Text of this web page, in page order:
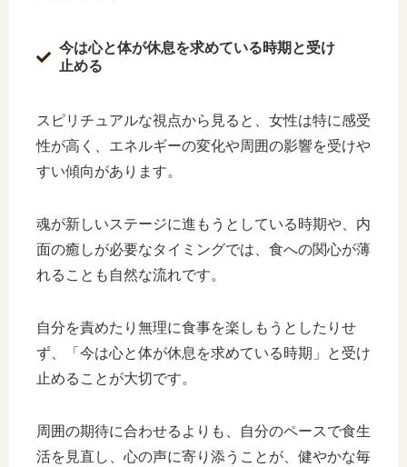
今は心と体が休息を求めている時期と受け
止める
スピリチュアルな視点から見ると、女性は特に感受
性が高く、エネルギーの変化や周囲の影響を受けや
すい傾向があります。
魂が新しいステージに進もうとしている時期や、内
面の癒しが必要なタイミングでは、食への関心が薄
れることも自然な流れです。
自分を責めたり無理に食事を楽しもうとしたりせ
ず、「今は心と体が休息を求めている時期」と受け
止めることが大切です。
周囲の期待に合わせるよりも、自分のペースで食生
活を見直し、心の声に寄り添うことが、健やかな毎